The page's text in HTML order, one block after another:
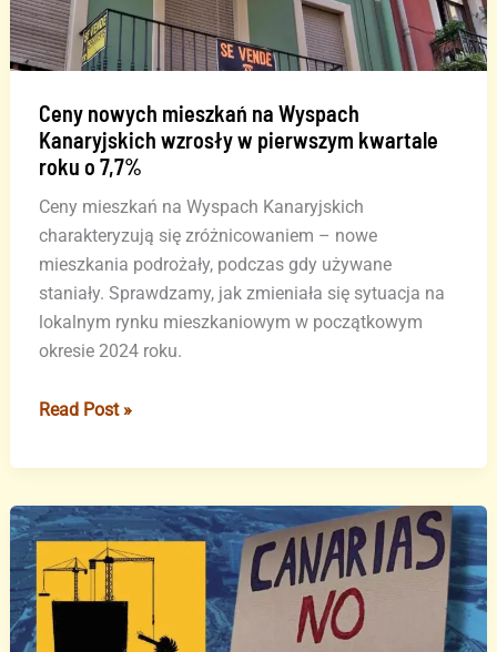
Ceny nowych mieszkań na Wyspach
Kanaryjskich wzrosły w pierwszym kwartale
roku o 7,7%
Ceny mieszkań na Wyspach Kanaryjskich
charakteryzują się zróżnicowaniem – nowe
mieszkania podrożały, podczas gdy używane
staniały. Sprawdzamy, jak zmieniała się sytuacja na
lokalnym rynku mieszkaniowym w początkowym
okresie 2024 roku.
Ceny
mieszkań
Wyspach
Kanaryjskich
wzrosły
w
pierwszym
Read Post »